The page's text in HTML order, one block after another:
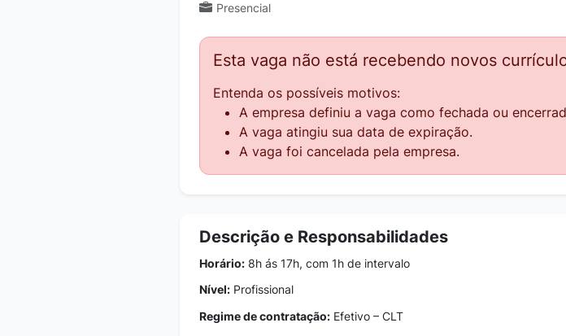
Presencial
Esta vaga não está recebendo novos
Entenda os possíveis motivos:
A empresa definiu a vaga como fechada ou
A vaga atingiu sua data de expiração.
A vaga foi cancelada pela empresa.
Descrição e Responsabilidades
Horário: 8h ás 17h, com 1h de intervalo
Nível: Profissional
Regime de contratação: Efetivo – CLT